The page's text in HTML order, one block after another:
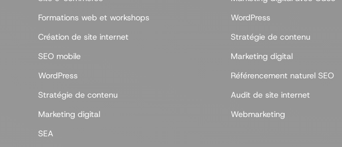
Formations web et workshops
Création de site internet
SEO mobile
WordPress
Stratégie de contenu
Marketing digital
SEA
WordPress
Stratégie de contenu
Marketing digital
Référencement naturel SEO
Audit de site internet
Webmarketing